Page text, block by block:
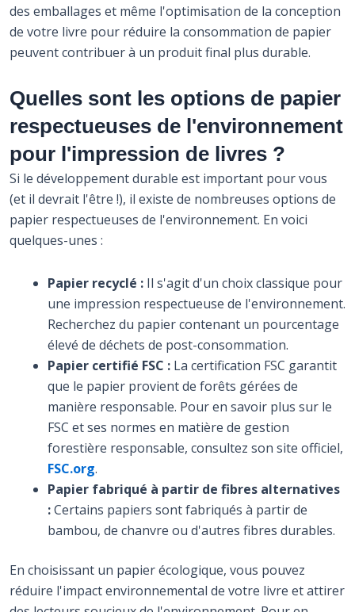
des emballages et même l'optimisation de la conception
de votre livre pour réduire la consommation de papier
peuvent contribuer à un produit final plus durable.
Quelles sont les options de papier
respectueuses de l'environnement
pour l'impression de livres ?
Si le développement durable est important pour vous
(et il devrait l'être !), il existe de nombreuses options de
papier respectueuses de l'environnement. En voici
quelques-unes :
Papier recyclé : Il s'agit d'un choix classique pour
une impression respectueuse de l'environnement.
Recherchez du papier contenant un pourcentage
élevé de déchets de post-consommation.
Papier certifié FSC : La certification FSC garantit
que le papier provient de forêts gérées de
manière responsable. Pour en savoir plus sur le
FSC et ses normes en matière de gestion
forestière responsable, consultez son site officiel,
FSC.org.
Papier fabriqué à partir de fibres alternatives
:Certains papiers sont fabriqués à partir de
bambou, de chanvre ou d'autres fibres durables.
En choisissant un papier écologique, vous pouvez
réduire l'impact environnemental de votre livre et attirer